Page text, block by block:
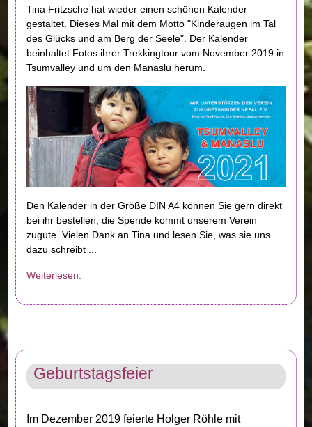
Tina Fritzsche hat wieder einen schönen Kalender
gestaltet. Dieses Mal mit dem Motto "Kinderaugen im Tal
des Glücks und am Berg der Seele". Der Kalender
beinhaltet Fotos ihrer Trekkingtour vom November 2019 in
Tsumvalley und um den Manaslu herum.
Den Kalender in der Größe DIN A4 können Sie gern direkt
bei ihr bestellen, die Spende kommt unserem Verein
zugute. Vielen Dank an Tina und lesen Sie, was sie uns
dazu schreibt ...
Weiterlesen:
Geburtstagsfeier
Im Dezember 2019 feierte Holger Röhle mit